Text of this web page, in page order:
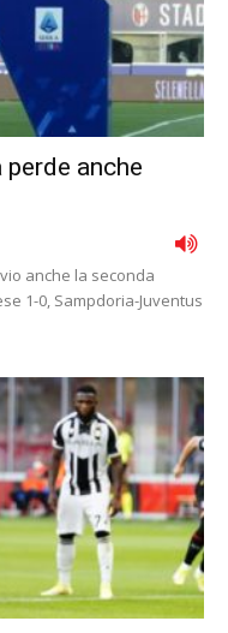
anche
anche la seconda
1-0, Sampdoria-Juventus